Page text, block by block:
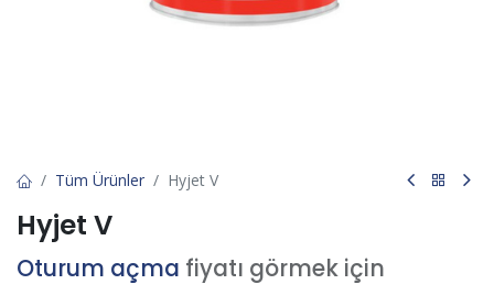
Tüm Ürünler Hyjet V
Hyjet V
Oturum açma fiyatı görmek için